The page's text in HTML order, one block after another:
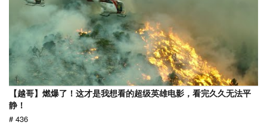
【越哥】燃爆了！这才是我想看的超级英雄电影，看完久久无法平
静！
# 436